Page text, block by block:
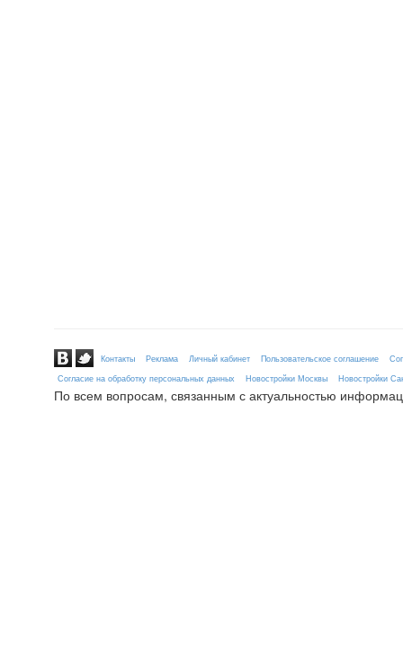
Контакты Реклама Личный кабинет Пользовательское соглашение
Согласие на обработку персональных данных
Новостройки Москвы Новостройки
По всем вопросам, связанным с актуальностью